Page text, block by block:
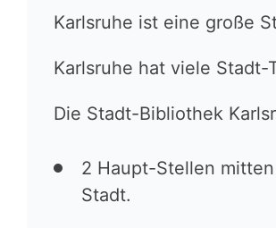
Karlsruhe ist eine große
Karlsruhe hat viele Stadt-
Die Stadt-Bibliothek
2 Haupt-Stellen
Stadt.